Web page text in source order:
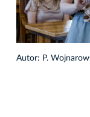
Autor: P.